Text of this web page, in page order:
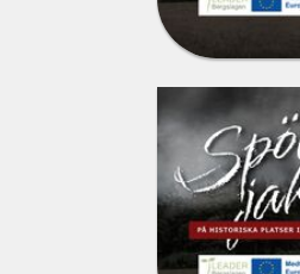
Örebro
Kumla
Lerum
Ludvika